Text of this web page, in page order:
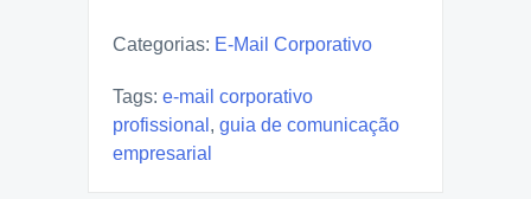
Categorias: E-Mail Corporativo
Tags: e-mail corporativo
profissional , guia de comunicação
empresarial